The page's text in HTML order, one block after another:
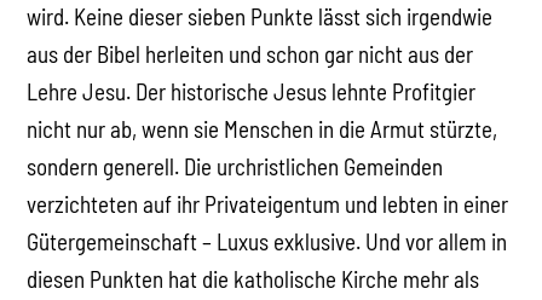
wird. Keine dieser sieben Punkte lässt sich irgendwie
aus der Bibel herleiten und schon gar nicht aus der
Lehre Jesu. Der historische Jesus lehnte Profitgier
nicht nur ab, wenn sie Menschen in die Armut stürzte,
sondern generell. Die urchristlichen Gemeinden
verzichteten auf ihr Privateigentum und lebten in einer
Gütergemeinschaft – Luxus exklusive. Und vor allem in
diesen Punkten hat die katholische Kirche mehr als